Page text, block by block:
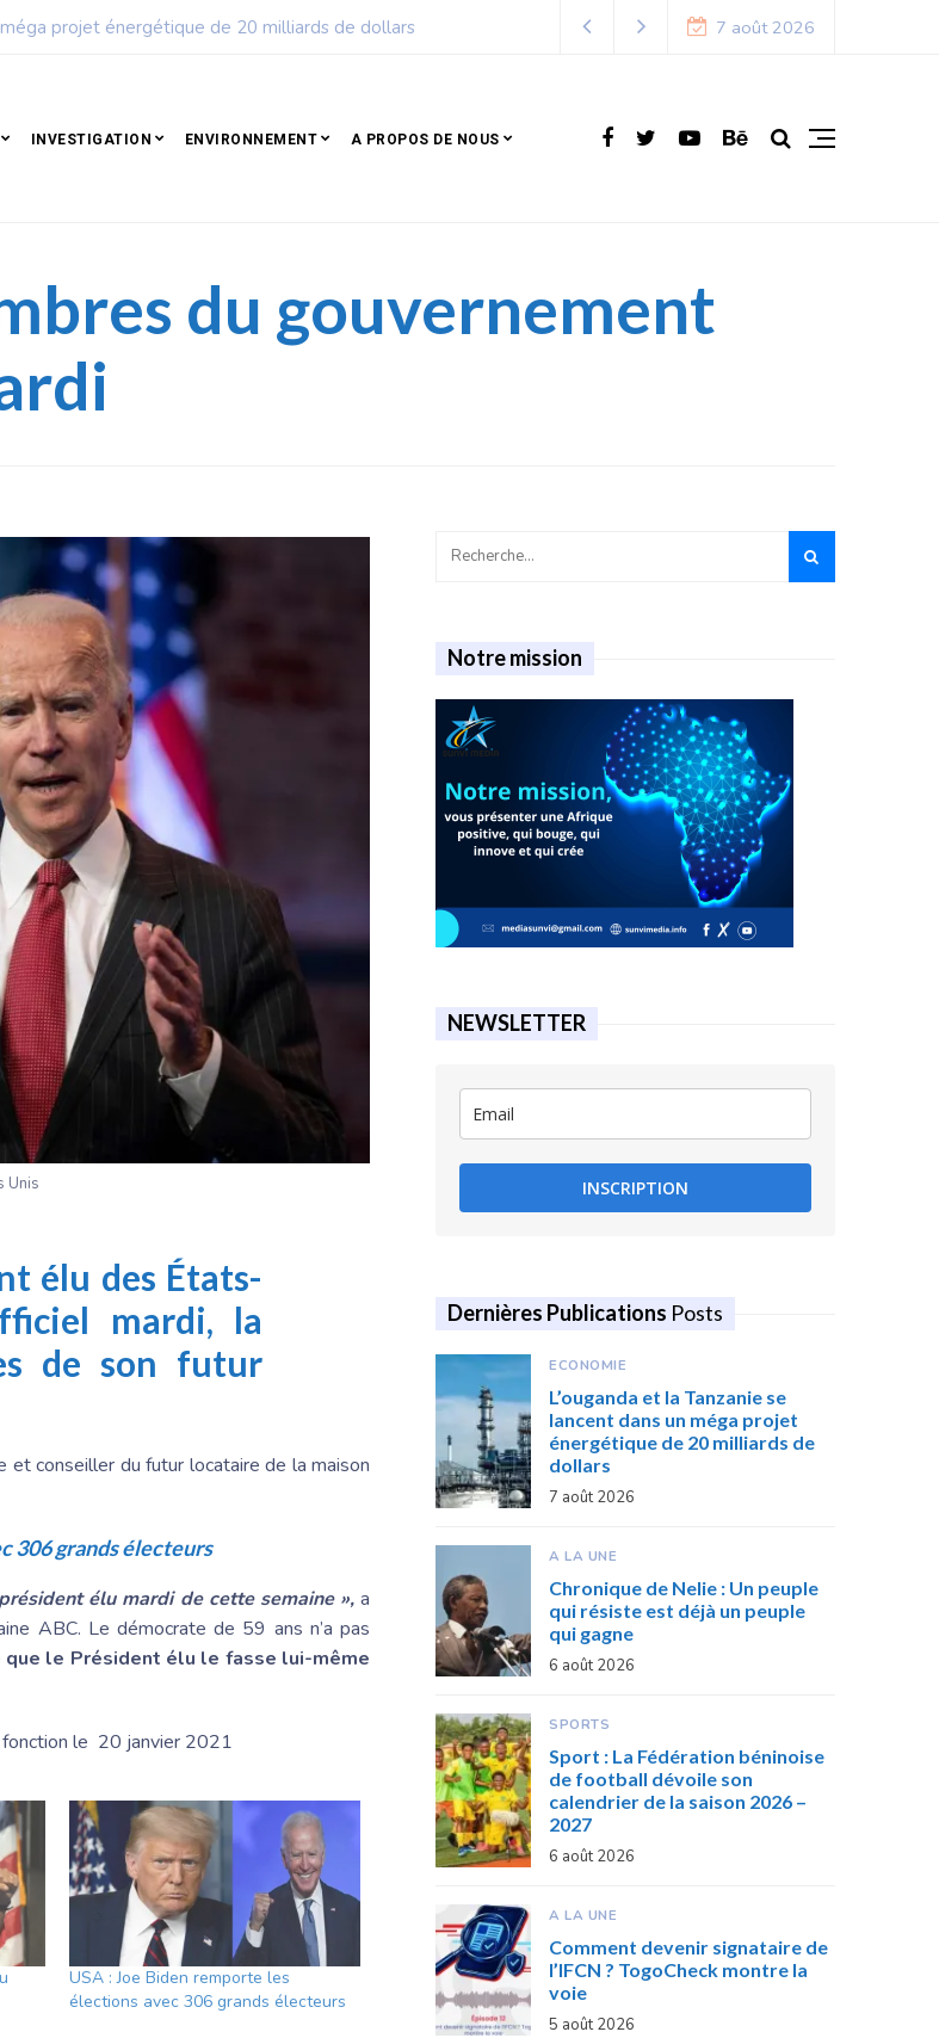
déjà un peuple qui gagne 7 août 2026
INVESTIGATION ENVIRONNEMENT A PROPOS DE NOUS
du gouvernement
Unis
élu des États-
mardi, la
de son futur
et conseiller du futur locataire de la maison
306 grands électeurs
élu mardi de cette semaine »,a
ABC. Le démocrate de 59 ans n’a pas
que le Président élu le fasse lui-même
fonction le 20 janvier 2021
USA : Joe Biden remporte les
élections avec 306 grands électeurs
Notre mission
NEWSLETTER
INSCRIPTION
Dernières Publications Posts
ECONOMIE
L’ouganda et la Tanzanie se
lancent dans un méga projet
énergétique de 20 milliards de
dollars
7 août 2026
A LA UNE
Chronique de Nelie : Un peuple
qui résiste est déjà un peuple
qui gagne
6 août 2026
SPORTS
Sport : La Fédération béninoise
de football dévoile son
calendrier de la saison 2026 –
2027
6 août 2026
A LA UNE
Comment devenir signataire de
l’IFCN ? TogoCheck montre la
voie
5 août 2026